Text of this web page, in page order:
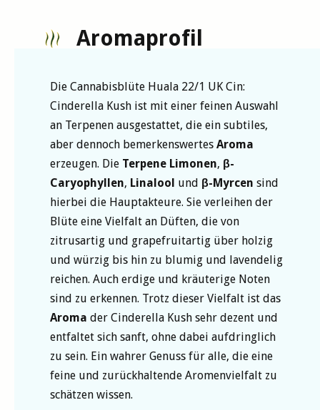
Aromaprofil
Die Cannabisblüte Huala 22/1 UK Cin:
Cinderella Kush ist mit einer feinen Auswahl
an Terpenen ausgestattet, die ein subtiles,
aber dennoch bemerkenswertes Aroma
erzeugen. Die Terpene Limonen, β-
Caryophyllen, Linalool und β-Myrcen sind
hierbei die Hauptakteure. Sie verleihen der
Blüte eine Vielfalt an Düften, die von
zitrusartig und grapefruitartig über holzig
und würzig bis hin zu blumig und lavendelig
reichen. Auch erdige und kräuterige Noten
sind zu erkennen. Trotz dieser Vielfalt ist das
Aroma der Cinderella Kush sehr dezent und
entfaltet sich sanft, ohne dabei aufdringlich
zu sein. Ein wahrer Genuss für alle, die eine
feine und zurückhaltende Aromenvielfalt zu
schätzen wissen.